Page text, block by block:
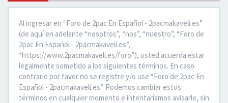
Al ingresar en “Foro de 2pac En Español - 2pacmakaveli.es”
(de aquí en adelante “nosotros”, “nos”, “nuestro”, “Foro de
2pac En Español - 2pacmakaveli.es”,
“https://www.2pacmakaveli.es/foro”), usted acuerda estar
legalmente sometido a los siguientes términos. En caso
contrario por favor no se registre y/o use “Foro de 2pac En
Español - 2pacmakaveli.es”. Podemos cambiar estos
términos en cualquier momento e intentaríamos avisarle, sin